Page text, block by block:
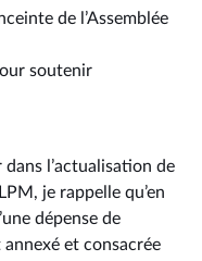
de l’Assemblée
soutenir
l’actualisation de
je rappelle qu’en
dépense de
et consacrée